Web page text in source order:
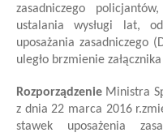
zasadniczego
ustalania wysługi lat,
uposażania zasadniczego
uległo brzmienie załącznika
Rozporządzenie Ministra
z dnia 22 marca 2016 r.
stawek uposażenia